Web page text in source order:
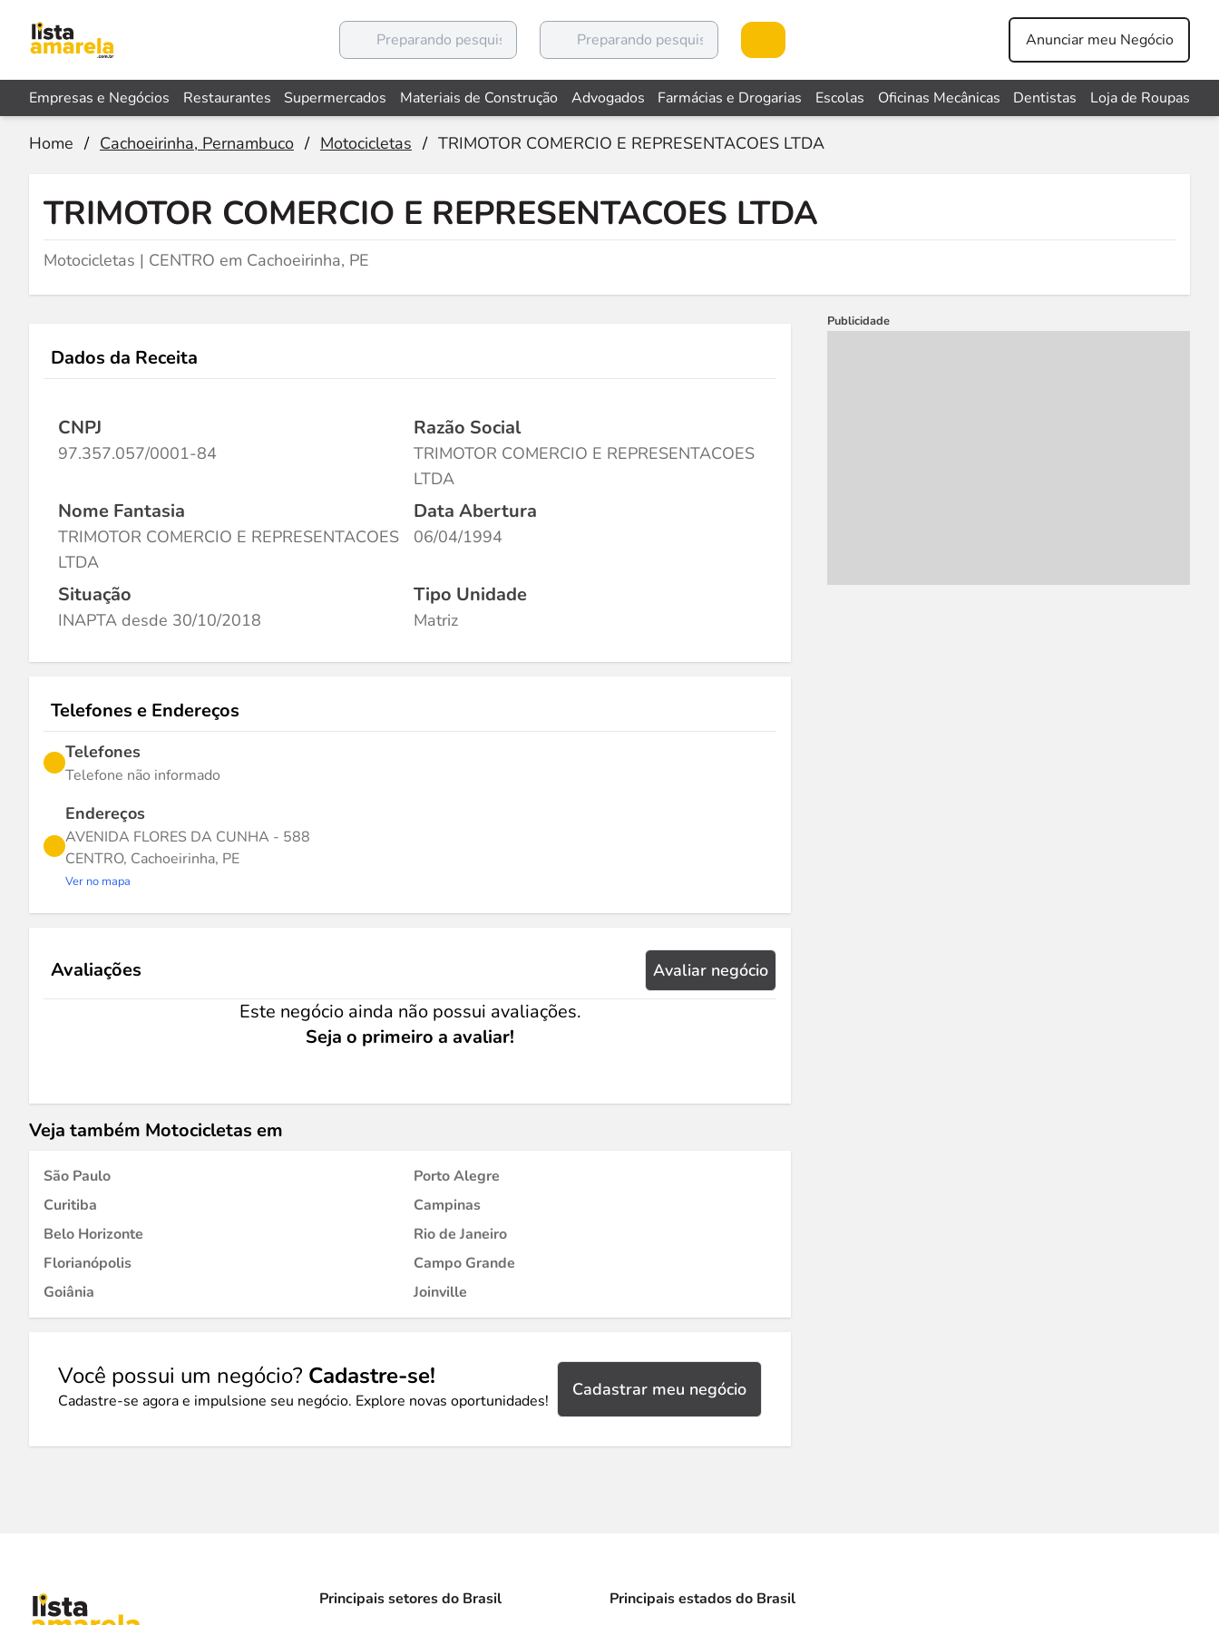
Anunciar meu Negócio
Empresas e Negócios Restaurantes Supermercados Materiais de Construção Advogados Farmácias e Drogarias Escolas Oficinas Mecânicas Dentistas Loja de Roupas
Home / Cachoeirinha, Pernambuco / Motocicletas / TRIMOTOR COMERCIO E REPRESENTACOES LTDA
TRIMOTOR COMERCIO E REPRESENTACOES LTDA
Motocicletas | CENTRO em Cachoeirinha, PE
Dados da Receita
CNPJ
97.357.057/0001-84
Razão Social
TRIMOTOR COMERCIO E REPRESENTACOES
LTDA
Nome Fantasia
TRIMOTOR COMERCIO E REPRESENTACOES
LTDA
Data Abertura
06/04/1994
Situação
INAPTA desde 30/10/2018
Tipo Unidade
Matriz
Telefones e Endereços
Telefones
Telefone não informado
Endereços
AVENIDA FLORES DA CUNHA - 588
CENTRO, Cachoeirinha, PE
Ver no mapa
Avaliações Avaliar negócio
Este negócio ainda não possui avaliações.
Seja o primeiro a avaliar!
Veja também Motocicletas em
São Paulo
Porto Alegre
Curitiba
Campinas
Belo Horizonte
Rio de Janeiro
Florianópolis
Campo Grande
Goiânia
Joinville
Você possui um negócio? Cadastre-se!
Cadastre-se agora e impulsione seu negócio. Explore novas oportunidades!
Cadastrar meu negócio
Publicidade
Principais setores do Brasil Principais estados do Brasil